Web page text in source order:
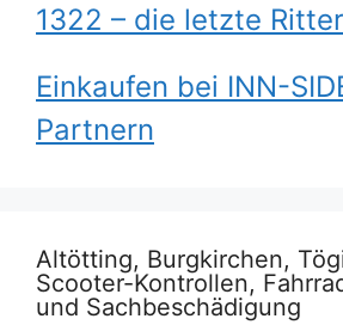
1322 – die letzte
Einkaufen bei INN-
Partnern
Altötting, Burgkirchen,
Scooter-Kontrollen,
und Sachbeschädigung